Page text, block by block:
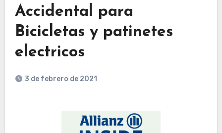
Accidental para
Bicicletas y patinetes
electricos
3 de febrero de 2021